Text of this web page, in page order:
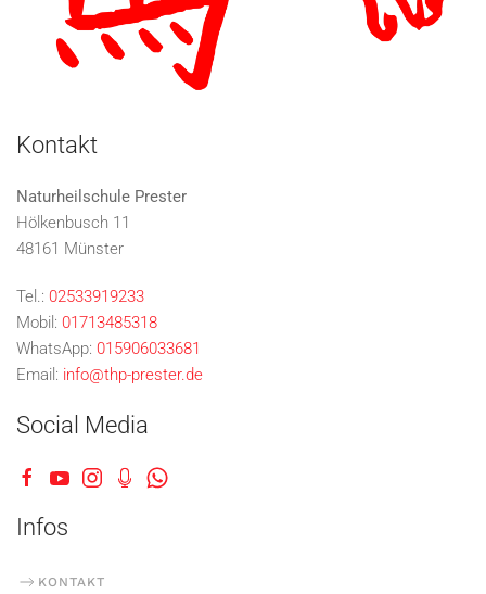
Kontakt
Naturheilschule Prester
Hölkenbusch 11
48161 Münster
Tel.: 02533919233
Mobil: 01713485318
WhatsApp: 015906033681
Email: info@thp-prester.de
Social Media
Infos
KONTAKT